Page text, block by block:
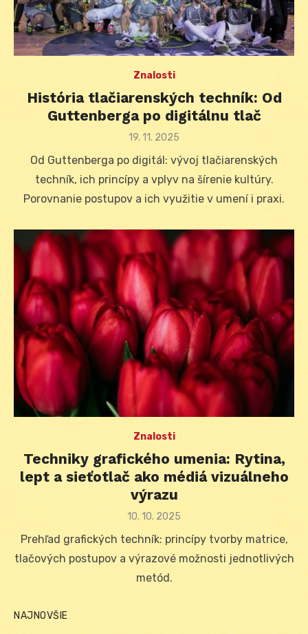
Znalosti
História tlačiarenských techník: Od
Guttenberga po digitálnu tlač
Posted
19. 11. 2025
Od Guttenberga po digitál: vývoj tlačiarenských
techník, ich princípy a vplyv na šírenie kultúry.
Porovnanie postupov a ich využitie v umení i praxi.
Znalosti
Techniky grafického umenia: Rytina,
lept a sieťotlač ako médiá vizuálneho
výrazu
Posted
10. 10. 2025
Prehľad grafických techník: princípy tvorby matrice,
tlačových postupov a výrazové možnosti jednotlivých
metód.
NAJNOVŠIE